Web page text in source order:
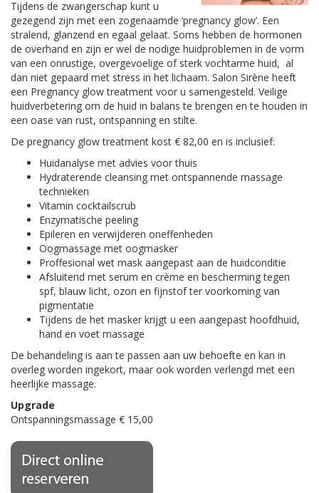
Tijdens de zwangerschap kunt u
gezegend zijn met een zogenaamde ‘pregnancy glow’. Een
stralend, glanzend en egaal gelaat. Soms hebben de hormonen
de overhand en zijn er wel de nodige huidproblemen in de vorm
van een onrustige, overgevoelige of sterk vochtarme huid, al
dan niet gepaard met stress in het lichaam. Salon Sirène heeft
een Pregnancy glow treatment voor u samengesteld. Veilige
huidverbetering om de huid in balans te brengen en te houden in
een oase van rust, ontspanning en stilte.
De pregnancy glow treatment kost € 82,00 en is inclusief:
Huidanalyse met advies voor thuis
Hydraterende cleansing met ontspannende massage
technieken
Vitamin cocktailscrub
Enzymatische peeling
Epileren en verwijderen oneffenheden
Oogmassage met oogmasker
Proffesional wet mask aangepast aan de huidconditie
Afsluitend met serum en crème en bescherming tegen
spf, blauw licht, ozon en fijnstof ter voorkoming van
pigmentatie
Tijdens de het masker krijgt u een aangepast hoofdhuid,
hand en voet massage
De behandeling is aan te passen aan uw behoefte en kan in
overleg worden ingekort, maar ook worden verlengd met een
heerlijke massage.
Upgrade
Ontspanningsmassage € 15,00